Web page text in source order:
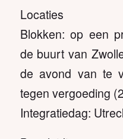
Locaties
Blokken: op een
de buurt van
de avond van te
tegen vergoeding
Integratiedag: